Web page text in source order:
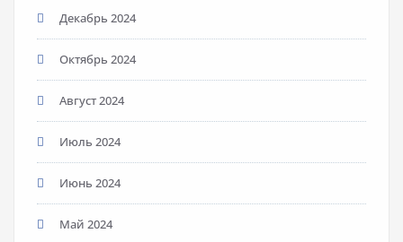
Декабрь 2024
Октябрь 2024
Август 2024
Июль 2024
Июнь 2024
Май 2024